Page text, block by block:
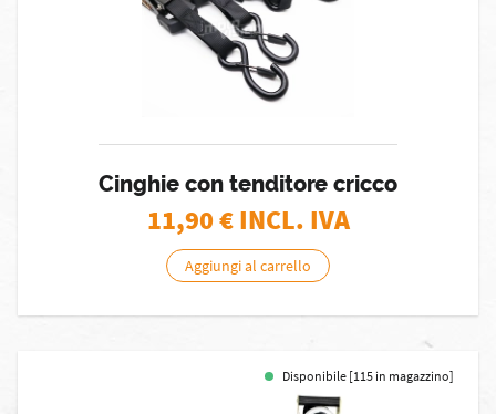
Cinghie con tenditore cricco
11,90€ INCL. IVA
Aggiungi al carrello
Disponibile [115 in magazzino]